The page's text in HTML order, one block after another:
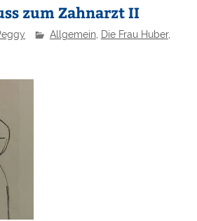
zum Zahnarzt II
Allgemein, Die Frau Huber,